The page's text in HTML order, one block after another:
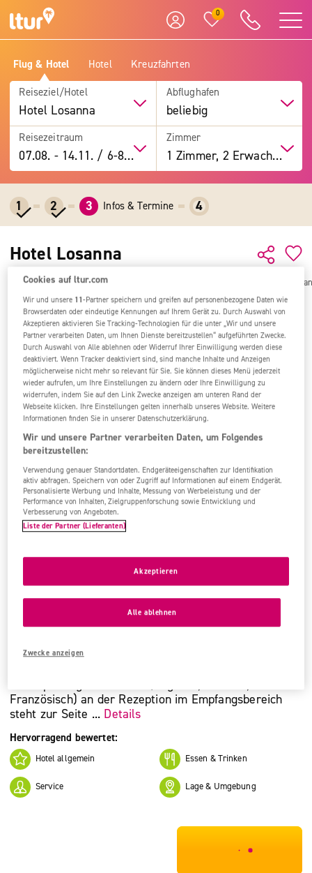
0
Flug & Hotel Hotel Kreuzfahrten
Reiseziel/Hotel
Hotel Losanna
Abflughafen
beliebig
Reisezeitraum
07.08. -14.11. / 6-8 Tage
Zimmer
1 Zimmer, 2 Erwachsene
1 2 3 Infos & Termine 4
Hotel Losanna
Alle Ziele Italien & Malta Hotel
100% 6,0/6 3 Bew.
Hotel Losanna
Französisch) an der Rezeption im Empfangsbereich
steht zur Seite ... Details
Hervorragend bewertet:
Hotel allgemein Essen & Trinken
Service Lage & Umgebung
***************
Cookies auf ltur.com
Wir und unsere 11-Partner speichern und greifen auf personenbezogene Daten wie
Browserdaten oder eindeutige Kennungen auf Ihrem Gerät zu. Durch Auswahl von
Akzeptieren aktivieren Sie Tracking-Technologien für die unter „Wir und unsere
Partner verarbeiten Daten, um Ihnen Dienste bereitzustellen“ aufgeführten Zwecke.
Durch Auswahl von Alle ablehnen oder Widerruf Ihrer Einwilligung werden diese
deaktiviert. Wenn Tracker deaktiviert sind, sind manche Inhalte und Anzeigen
möglicherweise nicht mehr so relevant für Sie. Sie können dieses Menü jederzeit
wieder aufrufen, um Ihre Einstellungen zu ändern oder Ihre Einwilligung zu
widerrufen, indem Sie auf den Link Zwecke anzeigen am unteren Rand der
Webseite klicken. Ihre Einstellungen gelten innerhalb unseres Website. Weitere
Informationen finden Sie in unserer Datenschutzerklärung.
Wir und unsere Partner verarbeiten Daten, um Folgendes
bereitzustellen:
Verwendung genauer Standortdaten. Endgeräteeigenschaften zur Identifikation
aktiv abfragen. Speichern von oder Zugriff auf Informationen auf einem Endgerät.
Personalisierte Werbung und Inhalte, Messung von Werbeleistung und der
Performance von Inhalten, Zielgruppenforschung sowie Entwicklung und
Verbesserung von Angeboten.
Liste der Partner (Lieferanten)
Zwecke anzeigen
Alle ablehnen
Akzeptieren